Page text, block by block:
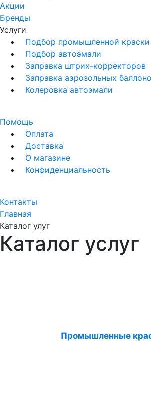
Акции
Бренды
Услуги
Подбор промышленной краски
Подбор автоэмали
Заправка штрих-корректоров
Заправка аэрозольных
Колеровка автоэмали
Помощь
Оплата
Доставка
О магазине
Конфиденциальность
Контакты
Главная
Каталог улуг
Каталог услуг
Промышленные